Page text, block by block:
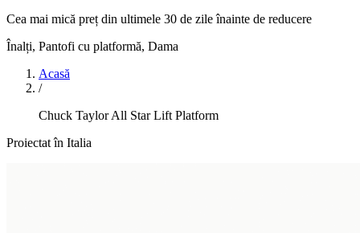
Cea mai mică preț din ultimele 30 de zile înainte de reducere
Înalți, Pantofi cu platformă, Dama
Acasă
/
Chuck Taylor All Star Lift Platform
Proiectat în Italia